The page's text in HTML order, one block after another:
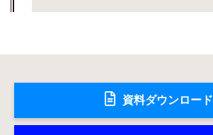
資料ダウンロード